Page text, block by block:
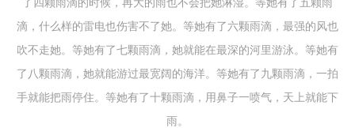
滴，什么样的雷电也伤害不了她。等她有了六颗雨滴，最强的风也
吹不走她。等她有了七颗雨滴，她就能在最深的河里游泳。等她有
了八颗雨滴，她就能游过最宽阔的海洋。等她有了九颗雨滴，一拍
手就能把雨停住。等她有了十颗雨滴，用鼻子一喷气，天上就能下
雨。